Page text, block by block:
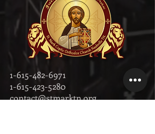
1-615-482-6971
1-615-423-5280
contact@stmarktn.org